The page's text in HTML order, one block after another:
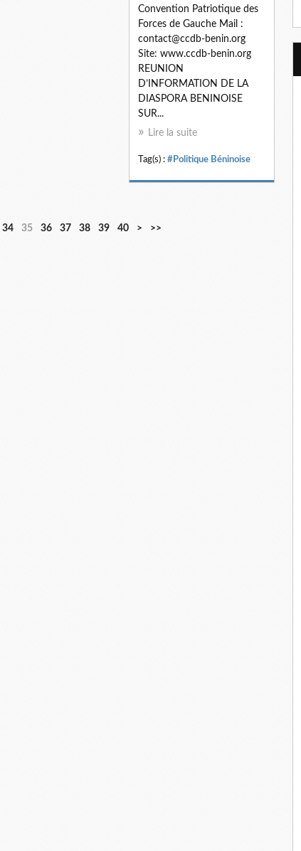
Convention Patriotique des
Forces de Gauche Mail :
contact@ccdb-benin.org
Site: www.ccdb-benin.org
REUNION
D’INFORMATION DE LA
DIASPORA BENINOISE
SUR...
Lire la suite
Tag(s) : #Politique Béninoise
34 35 36 37 38 39 40
5
6
7
8
9
1
2
3
> >>